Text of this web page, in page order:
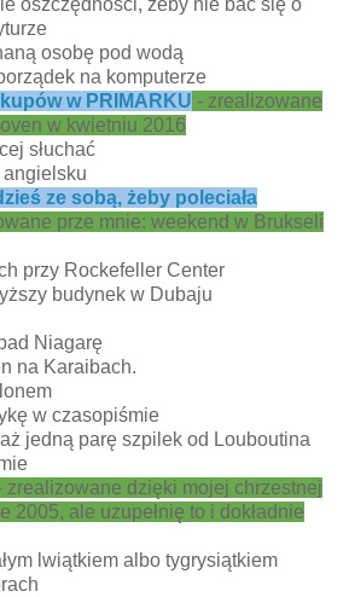
oszczędności, żeby nie bać się o
osobę pod wodą
na komputerze
w PRIMARKU - zrealizowane
w kwietniu 2016
słuchać
ze sobą, żeby poleciała
prze mnie: weekend w Brukseli
przy Rockefeller Center
budynek w Dubaju
Niagarę
na Karaibach.
w czasopiśmie
jedną parę szpilek od Louboutina
zrealizowane dzięki mojej chrzestnej
2005, ale uzupełnię to i dokładnie
lwiątkiem albo tygrysiątkiem